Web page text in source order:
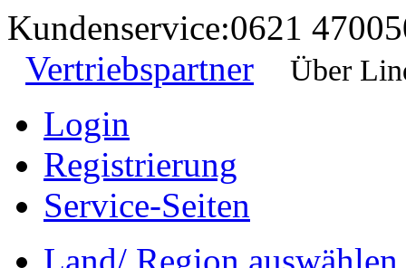
Kundenservice:0621
Vertriebspartner
Über
Login
Registrierung
Service-Seiten